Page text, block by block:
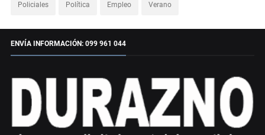
Policiales Política Empleo Verano
ENVÍA INFORMACIÓN: 099 961 044